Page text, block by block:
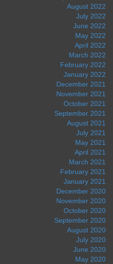
August 2022
July 2022
June 2022
May 2022
April 2022
March 2022
February 2022
January 2022
December 2021
November 2021
October 2021
September 2021
August 2021
July 2021
May 2021
April 2021
March 2021
February 2021
January 2021
December 2020
November 2020
October 2020
September 2020
August 2020
July 2020
June 2020
May 2020